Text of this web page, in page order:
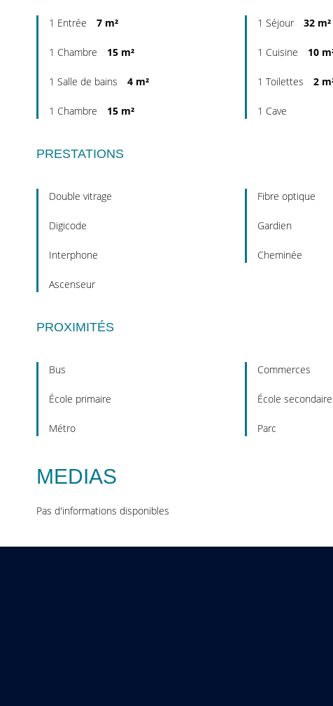
1 Entrée 7 m² 1 Séjour 32 m²
1 Chambre 15 m² 1 Cuisine 10
1 Salle de bains 4 m² 1 Toilettes 2
1 Chambre 15 m² 1 Cave
PRESTATIONS
Double vitrage Fibre optique
Digicode Gardien
Interphone Cheminée
Ascenseur
PROXIMITÉS
Bus Commerces
École primaire École secondaire
Métro Parc
MEDIAS
Pas d'informations disponibles